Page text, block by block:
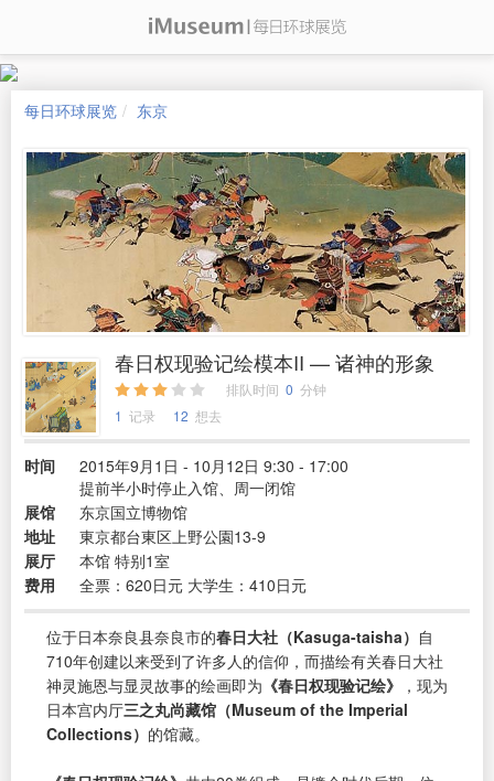
每日环球展览 东京
春日权现验记绘模本II — 诸神的形象
排队时间 0 分钟
1 记录 12 想去
时间
2015年9月1日 - 10月12日 9:30 - 17:00
提前半小时停止入馆、周一闭馆
展馆
东京国立博物馆
地址
東京都台東区上野公園13-9
展厅
本馆 特别1室
费用
全票：620日元 大学生：410日元
位于日本奈良县奈良市的春日大社（Kasuga-taisha） 自
710年创建以来受到了许多人的信仰，而描绘有关春日大社
神灵施恩与显灵故事的绘画即为 《春日权现验记绘》
，现为
日本宫内厅三之丸尚藏馆（Museum of the Imperial
Collections） 的馆藏。